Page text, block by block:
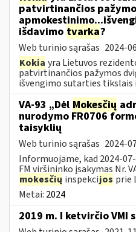
patvirtinančios
išdavimo tvarka?
Web turinio sąrašas 2024-
Kokia yra Lietuvos
patvirtinančios pažymos
išvengimo sutarties tikslais
VA-93 „Dėl Mokesčių
nurodymo FR0706
taisyklių
Web turinio sąrašas 2024-
Informuojame, kad 2024-
FM viršininko įsakymas Nr.
mokesčių inspekcijos prie
Metai: 2024
2019 m. I ketvirčio